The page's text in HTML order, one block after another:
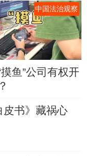
中国法治观察
摸鱼”公司有权开
皮书》藏祸心